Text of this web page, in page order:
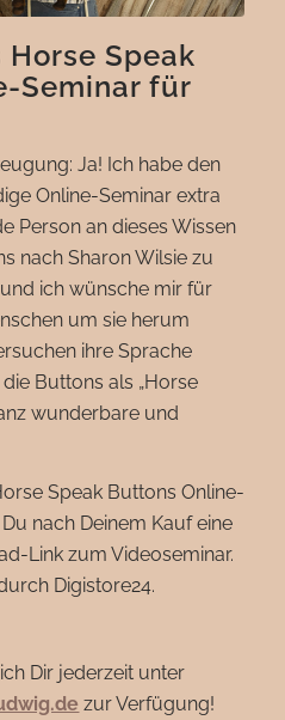
Speak
Seminar für
Ja! Ich habe den
Online-Seminar extra
Person an dieses Wissen
nach Sharon Wilsie zu
ich wünsche mir für
um sie herum
ihre Sprache
Buttons als „Horse
wunderbare und
Speak Buttons Online-
nach Deinem Kauf eine
Link zum Videoseminar.
Digistore24.
Dir jederzeit unter
zur Verfügung!